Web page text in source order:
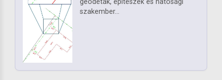
geodéták, építészek és hatósági
szakember...